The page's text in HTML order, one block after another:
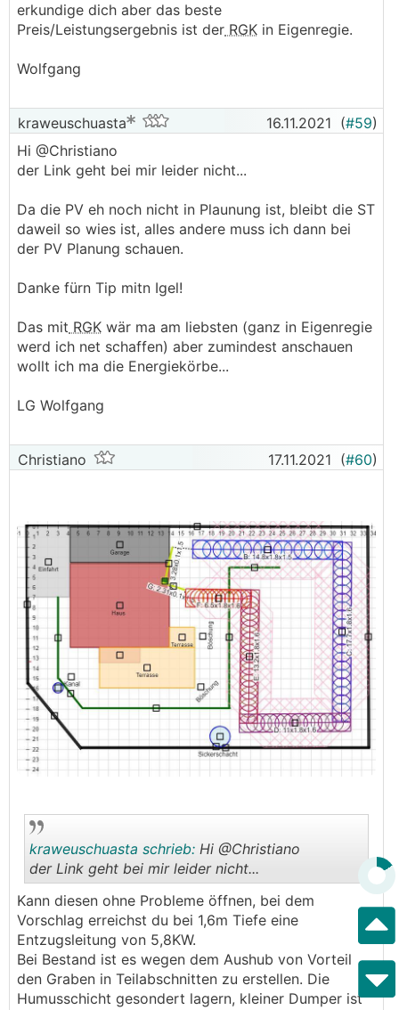
erkundige dich aber das beste
Preis/Leistungsergebnis ist der RGK in Eigenregie.
Wolfgang
kraweuschuasta 16.11.2021 (#59)
Hi @Christiano
der Link geht bei mir leider nicht...
Da die PV eh noch nicht in Plaunung ist, bleibt die ST
daweil so wies ist, alles andere muss ich dann bei
der PV Planung schauen.
Danke fürn Tip mitn Igel!
Das mit RGK wär ma am liebsten (ganz in Eigenregie
werd ich net schaffen) aber zumindest anschauen
wollt ich ma die Energiekörbe...
LG Wolfgang
Christiano 17.11.2021 (#60)
..
kraweuschuasta schrieb: Hi @Christiano
der Link geht bei mir leider nicht...
Kann diesen ohne Probleme öffnen, bei dem
Vorschlag erreichst du bei 1,6m Tiefe eine
Entzugsleitung von 5,8KW.
Bei Bestand ist es wegen dem Aushub von Vorteil
den Graben in Teilabschnitten zu erstellen. Die
Humusschicht gesondert lagern, kleiner Dumper ist